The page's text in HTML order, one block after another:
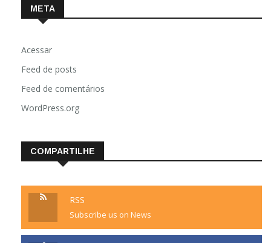
META
Acessar
Feed de posts
Feed de comentários
WordPress.org
COMPARTILHE
RSS
Subscribe us on News